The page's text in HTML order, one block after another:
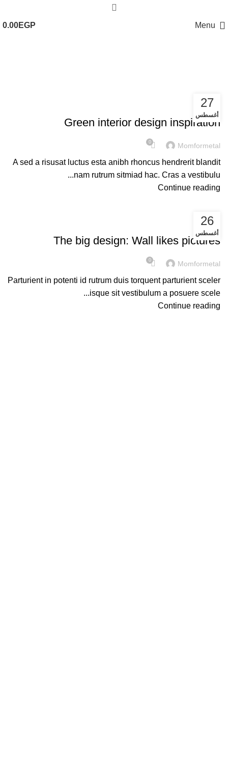
Menu
0.00EGP
27
أغسطس
INSPIRATION
Green interior design inspiration
Momformetal
0
A sed a risusat luctus esta anibh rhoncus hendrerit blandit
nam rutrum sitmiad hac. Cras a vestibulu...
Continue reading
26
أغسطس
DESIGN TRENDS
The big design: Wall likes pictures
Momformetal
0
Parturient in potenti id rutrum duis torquent parturient sceler
isque sit vestibulum a posuere scele...
Continue reading